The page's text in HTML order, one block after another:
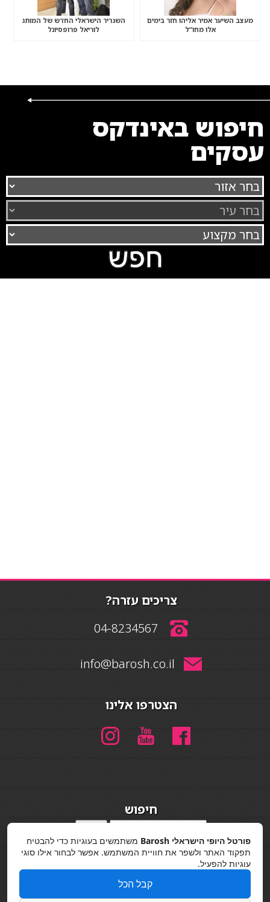
מעצב השיער אמיר אליהו חזר בימים
אלו מחו”ל
השגריר הישראלי החדש של המותג
לוריאל פרופסיונל
חיפוש באינדקס
עסקים
צריכים עזרה?
04-8234567
info@barosh.co.il
הצטרפו אלינו
חיפוש
מדיניות פרטיות
פורטל היופי הישראלי Barosh
משתמשים בעוגיות כדי להבטיח
תפקוד האתר ולשפר את חוויית המשתמש. אפשר לבחור אילו סוגי
עוגיות להפעיל.
קבל הכל